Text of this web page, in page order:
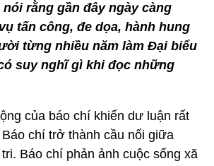
rằng gần đây ngày càng
tấn công, đe dọa, hành hung
từng nhiều năm làm Đại biểu
suy nghĩ gì khi đọc những
của báo chí khiến dư luận rất
chí trở thành cầu nối giữa
Báo chí phản ảnh cuộc sống xã